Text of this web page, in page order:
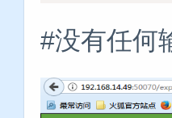
#没有任何